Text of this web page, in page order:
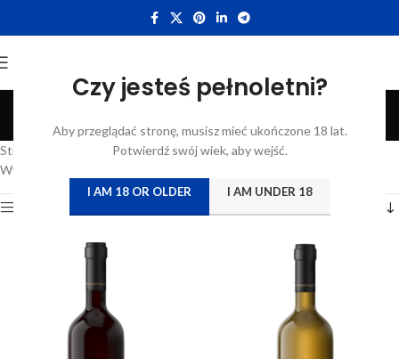
Czy jesteś pełnoletni?
Aby przeglądać stronę, musisz mieć ukończone 18 lat.
Potwierdź swój wiek, aby wejść.
I AM 18 OR OLDER I AM UNDER 18
Ketevan
Categories
Strona główna
Atrybut produktu: Producent/Ketevan
Wyświetlanie wszystkich wyników: 2